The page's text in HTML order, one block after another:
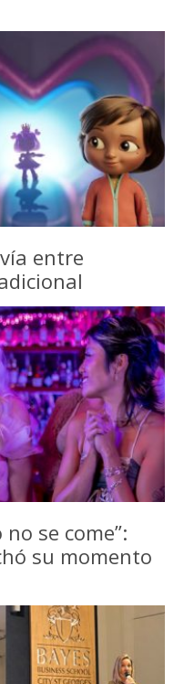
entre
se come”:
su momento